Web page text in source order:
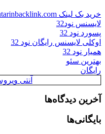
خرید بک لینک behtarinbacklink.com
لایسنس نود32
پسورد نود 32
اوکلی لایسنس رایگان نود 32
همیار نود 32
بهترین سئو
رایگان
آنتی
آخرین دیدگاه‌ها
بایگانی‌ها